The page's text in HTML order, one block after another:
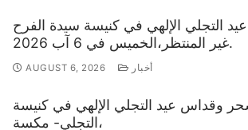
التجلي الإلهي في كنيسة سيدة الفرح
غير المنتظر،الخميس في 6 آب 2026.
AUGUST 6, 2026 أخبار
وقداس عيد التجلي الإلهي في كنيسة
التجلي- مكسة،